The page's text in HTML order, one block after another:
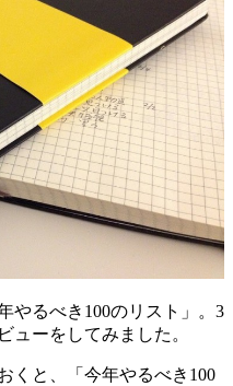
やるべき100のリスト」。3
ューをしてみました。
くと、「今年やるべき100